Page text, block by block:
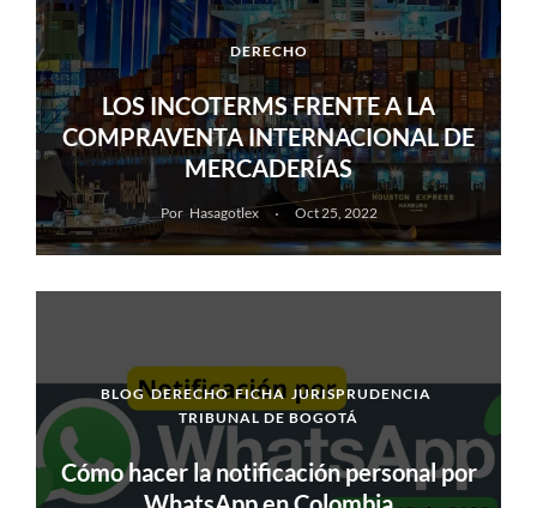
DERECHO
LOS INCOTERMS FRENTE A LA
COMPRAVENTA INTERNACIONAL DE
MERCADERÍAS
Por Hasagotlex Oct 25, 2022
BLOG DERECHO FICHA JURISPRUDENCIA
TRIBUNAL DE BOGOTÁ
Cómo hacer la notificación personal por